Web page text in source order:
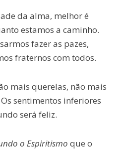
da alma, melhor é
estamos a caminho.
fazer as pazes,
fraternos com todos.
mais querelas, não mais
sentimentos inferiores
será feliz.
o Espiritismo que o